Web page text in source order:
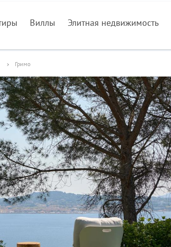
Виллы Элитная недвижимость
Гримо